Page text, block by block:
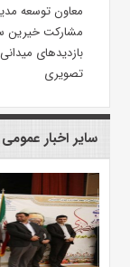
معاون توسعه
مشارکت خیرین
بازدیدهای
تصویری
سایر اخبار عمومی